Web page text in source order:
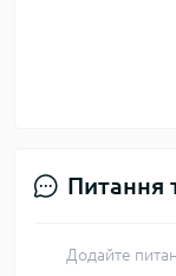
Питання
Додайте